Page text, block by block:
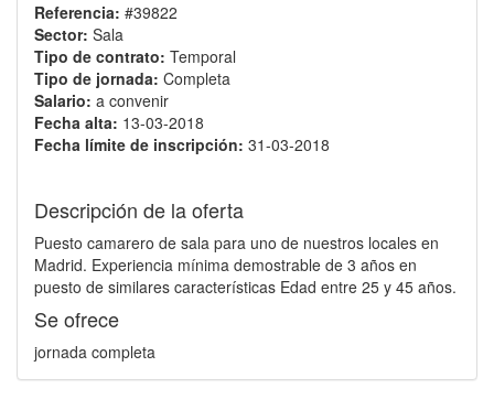
Referencia: #39822
Sector: Sala
Tipo de contrato: Temporal
Tipo de jornada: Completa
Salario: a convenir
Fecha alta: 13-03-2018
Fecha límite de inscripción: 31-03-2018
Descripción de la oferta
Puesto camarero de sala para uno de nuestros locales en
Madrid. Experiencia mínima demostrable de 3 años en
puesto de similares características Edad entre 25 y 45 años.
Se ofrece
jornada completa